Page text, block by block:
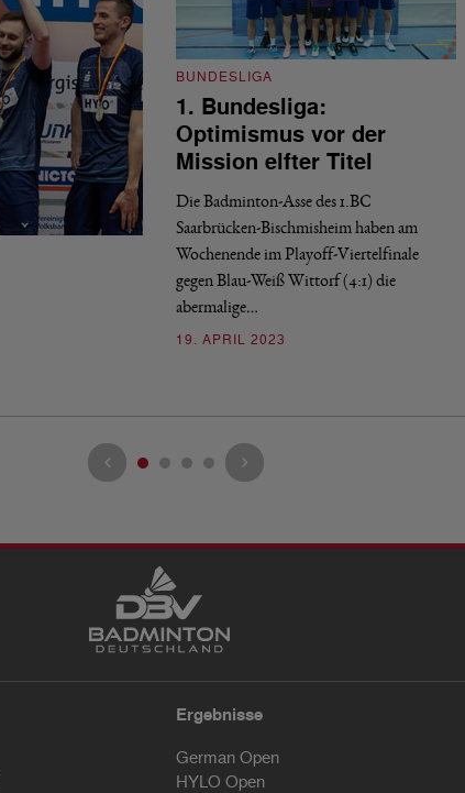
BUNDESLIGA
1. Bundesliga:
Optimismus vor der
Mission elfter Titel
Die Badminton-Asse des 1.BC
Saarbrücken-Bischmisheim haben am
Wochenende im Playoff-Viertelfinale
gegen Blau-Weiß Wittorf (4:1) die
abermalige…
19. APRIL 2023
Ergebnisse
German Open
HYLO Open